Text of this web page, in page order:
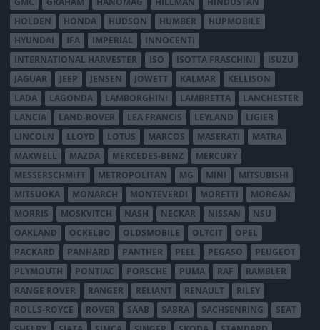
HOLDEN
HONDA HUDSON HUMBER
HUPMOBILE
HYUNDAI
IFA IMPERIAL
INNOCENTI
INTERNATIONAL HARVESTER
ISO ISOTTA FRASCHINI
ISUZU
JAGUAR
JEEP JENSEN JOWETT KALMAR
KELLISON
LADA
LAGONDA LAMBORGHINI LAMBRETTA
LANCHESTER
LANCIA
LAND-ROVER LEA FRANCIS LEYLAND
LIGIER
LINCOLN
LLOYD LOTUS MARCOS MASERATI
MATRA
MAXWELL
MAZDA MERCEDES-BENZ
MERCURY
MESSERSCHMITT
METROPOLITAN MG MINI
MITSUBISHI
MITSUOKA
MONARCH MONTEVERDI MORETTI
MORGAN
MORRIS
MOSKVITCH NASH NECKAR NISSAN
NSU
OAKLAND
OCKELBO OLDSMOBILE OLTCIT
OPEL
PACKARD
PANHARD PANTHER PEEL PEGASO
PEUGEOT
PLYMOUTH
PONTIAC PORSCHE PUMA RAF
RAMBLER
RANGE ROVER
RANGER RELIANT RENAULT
RILEY
ROLLS-ROYCE
ROVER SAAB SABRA SACHSENRING
SEAT